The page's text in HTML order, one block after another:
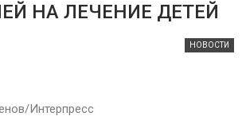
НА ЛЕЧЕНИЕ ДЕТЕЙ
НОВОСТИ
Интерпресс